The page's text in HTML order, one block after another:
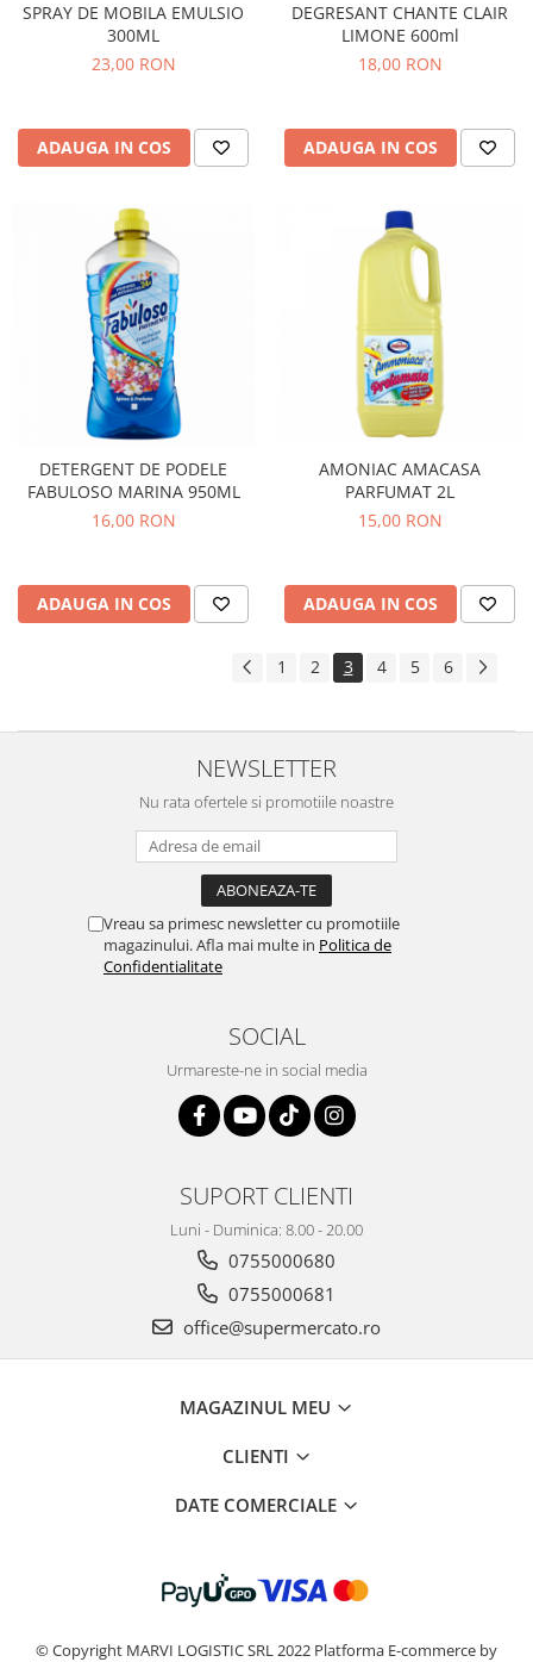
SPRAY DE MOBILA EMULSIO
300ML
23,00 RON
ADAUGA IN COS
DEGRESANT CHANTE CLAIR
LIMONE 600ml
18,00 RON
ADAUGA IN COS
DETERGENT DE PODELE
FABULOSO MARINA 950ML
16,00 RON
ADAUGA IN COS
AMONIAC AMACASA
PARFUMAT 2L
15,00 RON
ADAUGA IN COS
1 2 3 4 5 6
NEWSLETTER
Nu rata ofertele si promotiile noastre
Vreau sa primesc newsletter cu promotiile
magazinului. Afla mai multe in Politica de
Confidentialitate
SOCIAL
Urmareste-ne in social media
SUPORT CLIENTI
Luni - Duminica: 8.00 - 20.00
0755000680
0755000681
office@supermercato.ro
MAGAZINUL MEU
CLIENTI
DATE COMERCIALE
© Copyright MARVI LOGISTIC SRL 2022 Platforma E-commerce by